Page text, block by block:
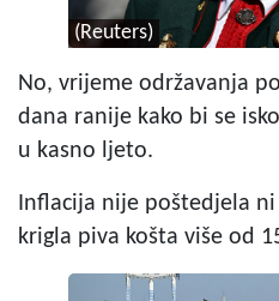
(Reuters)
No, vrijeme održavanja
dana ranije kako bi se
u kasno ljeto.
Inflacija nije poštedjela
krigla piva košta više od